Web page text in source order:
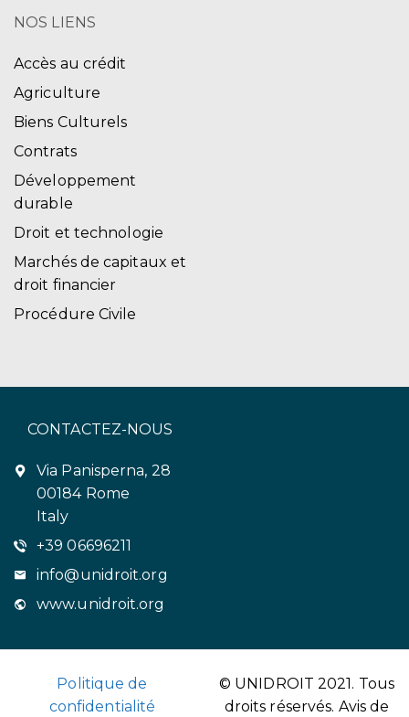
NOS LIENS
Accès au crédit
Agriculture
Biens Culturels
Contrats
Développement
durable
Droit et technologie
Marchés de capitaux et
droit financier
Procédure Civile
CONTACTEZ-NOUS
Via Panisperna, 28
00184 Rome
Italy
+39 06696211
info@unidroit.org
www.unidroit.org
Politique de
confidentialité
© UNIDROIT 2021. Tous
droits réservés. Avis de